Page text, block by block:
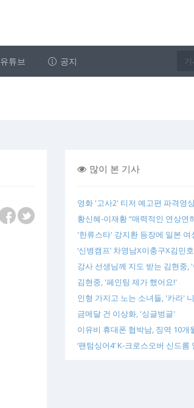
유튜브 공지
많이 본 기사
영화 '고사2' 티저 예고편 파격영
황신혜-이재황 “매력적인 연상연
'한류스타' 강지환 등장에 일본 여
‘신병캠프’ 차영남X이충구X김민
강사 선생님께 지도 받는 김현중,
김현중, '페인팅 제가 했어요!'
인형 가지고 노는 소녀들, '카라'
금메달 건 이상화, '싱글벙글'
이유비 휴대폰 협박남, 징역 10개
‘팬텀싱어4’ K-크로스오버 신드